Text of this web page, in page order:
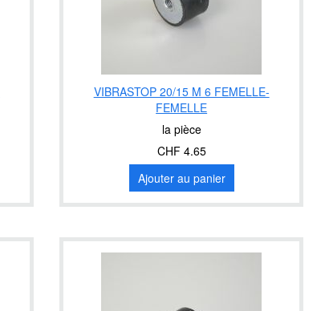
VIBRASTOP 20/15 M 6 FEMELLE-
FEMELLE
la pièce
CHF 4.65
Ajouter au panier